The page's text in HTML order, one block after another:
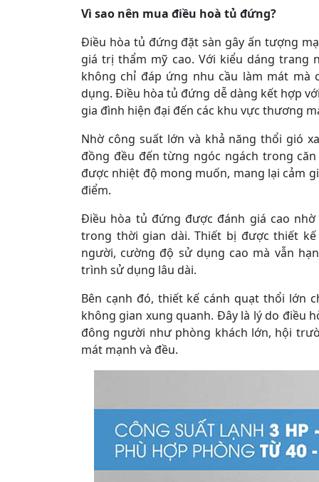
Vì sao nên mua điều hoà tủ đứng?
Điều hòa tủ đứng đặt sàn gây ấn tượng
giá trị thẩm mỹ cao. Với kiểu dáng
không chỉ đáp ứng nhu cầu làm mát
dụng. Điều hòa tủ đứng dễ dàng kết hợp
gia đình hiện đại đến các khu vực thương
Nhờ công suất lớn và khả năng thổi gió
đồng đều đến từng ngóc ngách trong
được nhiệt độ mong muốn, mang lại cảm
điểm.
Điều hòa tủ đứng được đánh giá cao
trong thời gian dài. Thiết bị được thiết
người, cường độ sử dụng cao mà vẫn
trình sử dụng lâu dài.
Bên cạnh đó, thiết kế cánh quạt thổi lớn
không gian xung quanh. Đây là lý do điều
đông người như phòng khách lớn, hội
mát mạnh và đều.